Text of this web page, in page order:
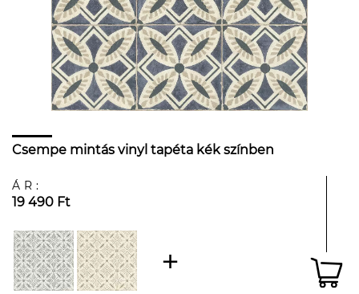
Csempe mintás vinyl tapéta kék színben
ÁR:
19 490 Ft